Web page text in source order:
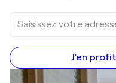
J'en